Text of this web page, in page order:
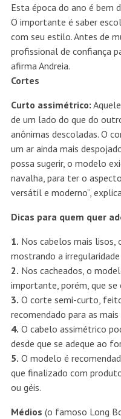
Esta época do ano é bem
O importante é saber
com seu estilo. Antes de
profissional de confiança
afirma Andreia.
Cortes
Curto assimétrico:
de um lado do que do
anônimas descoladas. O
um ar ainda mais
possa sugerir, o modelo
navalha, para ter o
versátil e moderno”,
Dicas para quem quer
1. Nos cabelos mais lisos,
mostrando a
2. Nos cacheados, o
importante, porém, que se
3. O corte semi-curto,
recomendado para as
4. O cabelo assimétrico
desde que se adeque ao
5. O modelo é
que finalizado com
ou géis.
Médios (o famoso Long